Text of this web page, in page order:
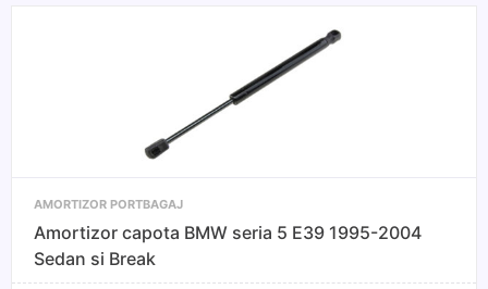
DUSTER
AMORTIZOR PORTBAGAJ
Amortizor capota BMW seria 5 E39 1995-2004
Sedan si Break